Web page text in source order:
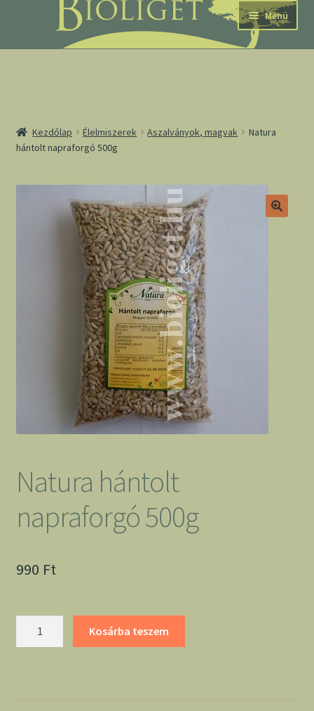
navigációhoz
tartalomba
Menü
Kezdőlap Élelmiszerek Aszalványok, magvak
Natura
hántolt napraforgó 500g
Natura hántolt
napraforgó 500g
990 Ft
Kosárba teszem